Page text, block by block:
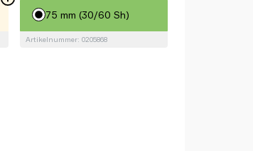
75 mm (30/60 Sh)
Artikelnummer: 0205868